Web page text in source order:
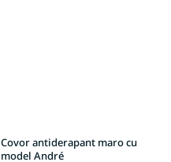
Covor antiderapant maro cu
model André